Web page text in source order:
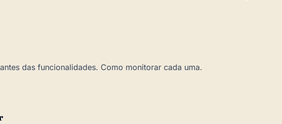
das funcionalidades. Como monitorar cada uma.